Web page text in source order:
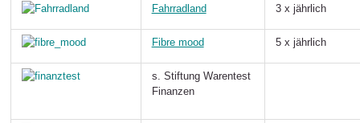
Fahrradland 3 x jährlich
Fibre mood 5 x jährlich
s. Stiftung Warentest
Finanzen